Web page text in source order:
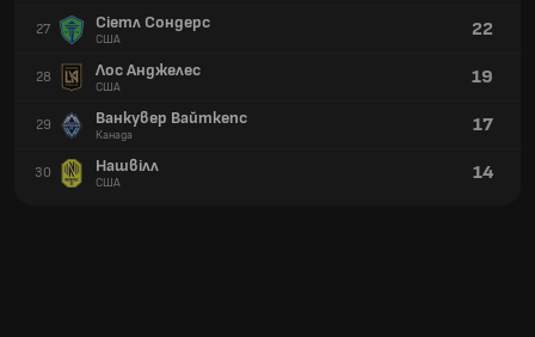
27 Сіетл Сондерс
США 22
28 Лос Анджелес
США 19
29 Ванкувер Вайткепс
Канада 17
30 Нашвілл
США 14